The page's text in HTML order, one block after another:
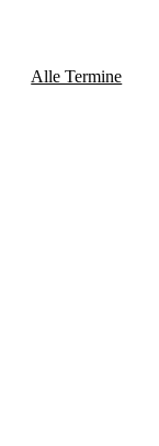
Alle Termine